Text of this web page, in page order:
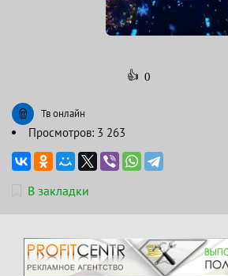
👍 0
Тв онлайн
Просмотров: 3 263
В закладки